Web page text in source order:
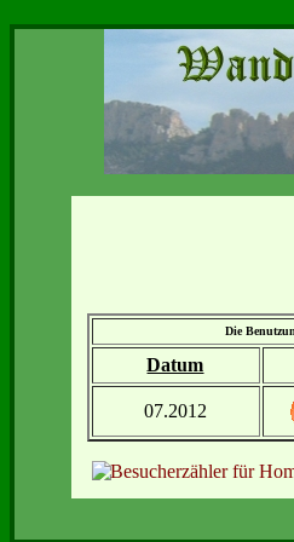
Die
Datum
07.2012